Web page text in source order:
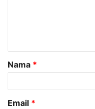
a
r
Nama *
Email *